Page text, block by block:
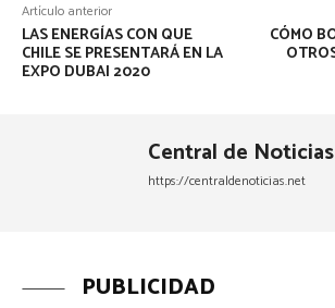
Artículo anterior
LAS ENERGÍAS CON QUE
CHILE SE PRESENTARÁ EN LA
EXPO DUBAI 2020
CÓMO
Central de
https://centraldenoticias.net
PUBLICIDAD